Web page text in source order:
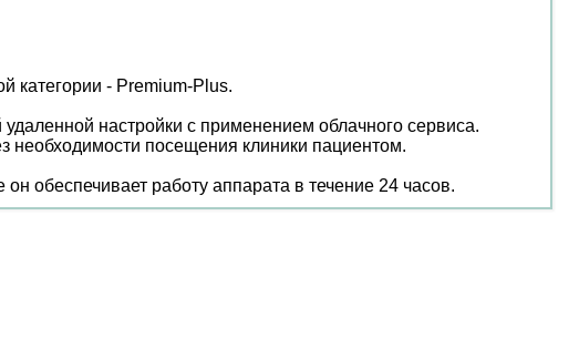
категории - Premium-Plus.
настройки с применением облачного сервиса.
необходимости посещения клиники пациентом.
обеспечивает работу аппарата в течение 24 часов.